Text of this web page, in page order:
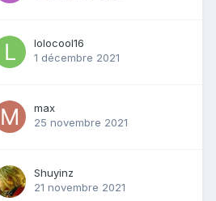
lolocool16
1 décembre 2021
max
25 novembre 2021
Shuyinz
21 novembre 2021